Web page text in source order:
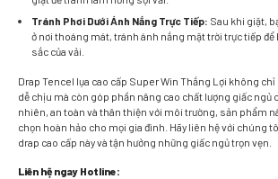
Tránh Phơi Dưới Ánh Nắng Trực Tiếp: Sau khi giặt,
ở nơi thoáng mát, tránh ánh nắng mặt trời trực tiếp để
sắc của vải.
Drap Tencel lụa cao cấp Super Win Thắng Lợi không
dễ chịu mà còn góp phần nâng cao chất lượng giấc ngủ
nhiên, an toàn và thân thiện với môi trường, sản phẩm
chọn hoàn hảo cho mọi gia đình. Hãy liên hệ với chúng
drap cao cấp này và tận hưởng những giấc ngủ trọn vẹn.
Liên hệ ngay Hotline: